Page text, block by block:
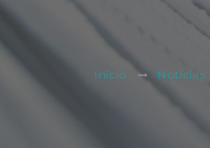
Início Notícias